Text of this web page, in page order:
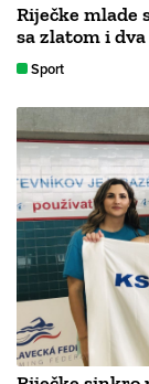
Riječke mlade
sa zlatom i
Sport